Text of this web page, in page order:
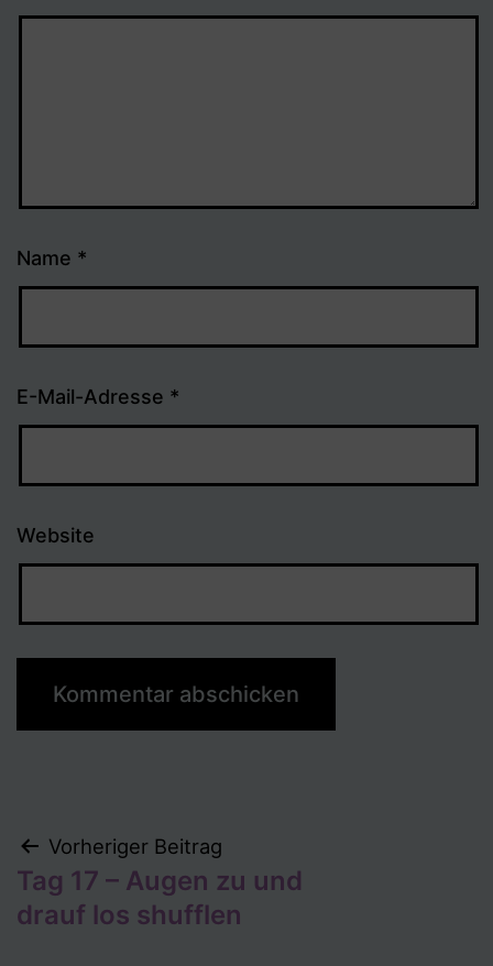
Name *
E-Mail-Adresse *
Website
Beitragsnavigation
Vorheriger Beitrag
Tag 17 – Augen zu und
drauf los shufflen